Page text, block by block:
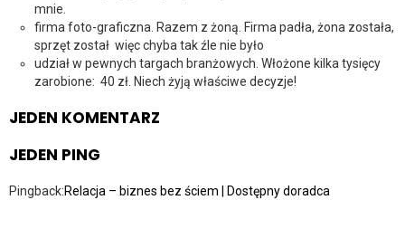
mnie.
firma foto-graficzna. Razem z żoną. Firma padła, żona została,
sprzęt został więc chyba tak źle nie było
udział w pewnych targach branżowych. Włożone kilka tysięcy
zarobione: 40 zł. Niech żyją właściwe decyzje!
JEDEN KOMENTARZ
JEDEN PING
Pingback:Relacja – biznes bez ściem | Dostępny doradca